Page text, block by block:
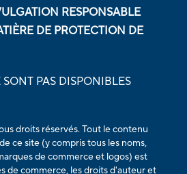
RESPONSABLE
DE PROTECTION DE
PAS DISPONIBLES
droits réservés. Tout le contenu
ce site (y compris tous les noms,
de commerce et logos) est
de commerce, les droits d'auteur et